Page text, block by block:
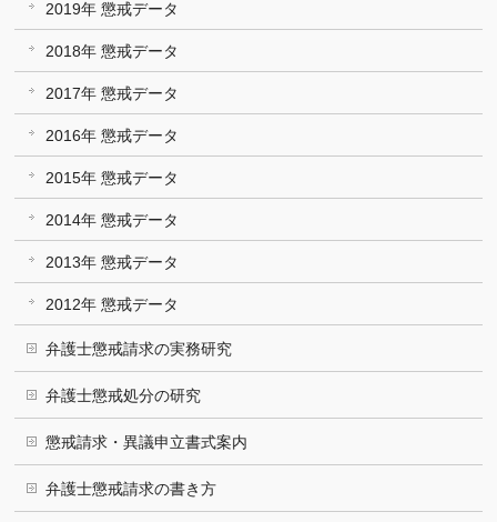
2019年 懲戒データ
2018年 懲戒データ
2017年 懲戒データ
2016年 懲戒データ
2015年 懲戒データ
2014年 懲戒データ
2013年 懲戒データ
2012年 懲戒データ
弁護士懲戒請求の実務研究
弁護士懲戒処分の研究
懲戒請求・異議申立書式案内
弁護士懲戒請求の書き方